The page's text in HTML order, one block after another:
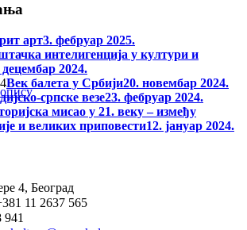
арт3. фебруар 2025.
интелигенција у култури и
децембар 2024.
Век балета у Србији20. новембар 2024.
српске везе23. фебруар 2024.
мисао у 21. веку – између
и великих приповести12. јануар 2024.
4, Београд
11 2637 565
941